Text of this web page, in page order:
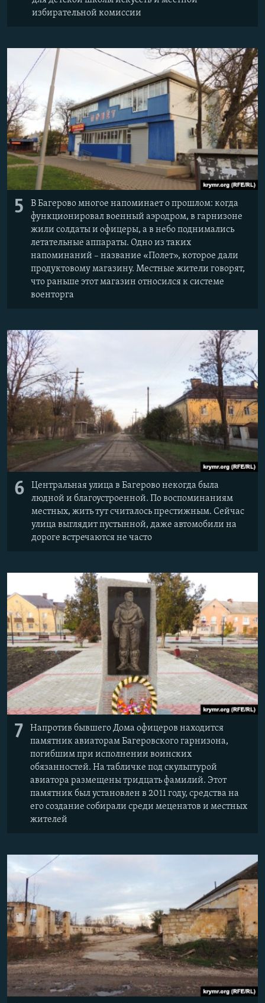
избирательной комиссии
5
В Багерово многое напоминает о прошлом: когда
функционировал военный аэродром, в гарнизоне
жили солдаты и офицеры, а в небо поднимались
летательные аппараты. Одно из таких
напоминаний – название «Полет», которое дали
продуктовому магазину. Местные жители говорят,
что раньше этот магазин относился к системе
военторга
6
Центральная улица в Багерово некогда была
людной и благоустроенной. По воспоминаниям
местных, жить тут считалось престижным. Сейчас
улица выглядит пустынной, даже автомобили на
дороге встречаются не часто
7
Напротив бывшего Дома офицеров находится
памятник авиаторам Багеровского гарнизона,
погибшим при исполнении воинских
обязанностей. На табличке под скульптурой
авиатора размещены тридцать фамилий. Этот
памятник был установлен в 2011 году, средства на
его создание собирали среди меценатов и местных
жителей